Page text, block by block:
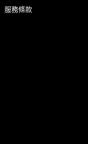
服務條款